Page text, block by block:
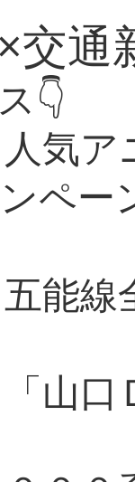
交通
👇
気
ペー
能
山